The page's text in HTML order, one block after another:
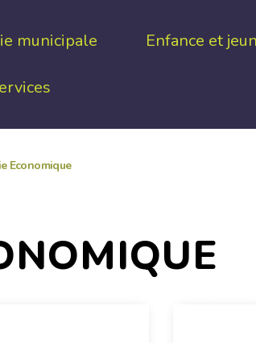
municipale Enfance et
Economique